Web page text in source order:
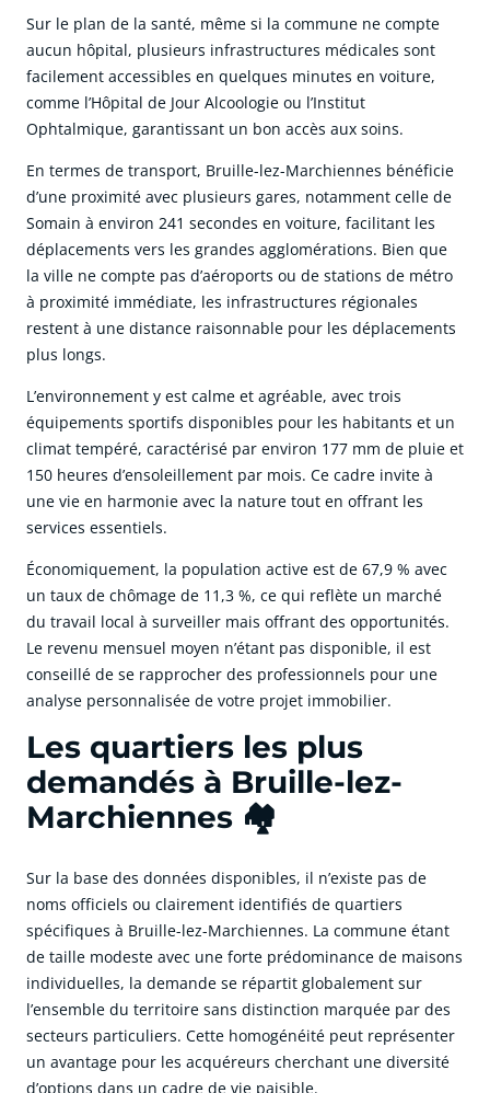
Sur le plan de la santé, même si la commune ne compte
aucun hôpital, plusieurs infrastructures médicales sont
facilement accessibles en quelques minutes en voiture,
comme l’Hôpital de Jour Alcoologie ou l’Institut
Ophtalmique, garantissant un bon accès aux soins.
En termes de transport, Bruille-lez-Marchiennes bénéficie
d’une proximité avec plusieurs gares, notamment celle de
Somain à environ 241 secondes en voiture, facilitant les
déplacements vers les grandes agglomérations. Bien que
la ville ne compte pas d’aéroports ou de stations de métro
à proximité immédiate, les infrastructures régionales
restent à une distance raisonnable pour les déplacements
plus longs.
L’environnement y est calme et agréable, avec trois
équipements sportifs disponibles pour les habitants et un
climat tempéré, caractérisé par environ 177 mm de pluie et
150 heures d’ensoleillement par mois. Ce cadre invite à
une vie en harmonie avec la nature tout en offrant les
services essentiels.
Économiquement, la population active est de 67,9 % avec
un taux de chômage de 11,3 %, ce qui reflète un marché
du travail local à surveiller mais offrant des opportunités.
Le revenu mensuel moyen n’étant pas disponible, il est
conseillé de se rapprocher des professionnels pour une
analyse personnalisée de votre projet immobilier.
Les quartiers les plus
demandés à Bruille-lez-
Marchiennes 🏘️
Sur la base des données disponibles, il n’existe pas de
noms officiels ou clairement identifiés de quartiers
spécifiques à Bruille-lez-Marchiennes. La commune étant
de taille modeste avec une forte prédominance de maisons
individuelles, la demande se répartit globalement sur
l’ensemble du territoire sans distinction marquée par des
secteurs particuliers. Cette homogénéité peut représenter
un avantage pour les acquéreurs cherchant une diversité
d’options dans un cadre de vie paisible.